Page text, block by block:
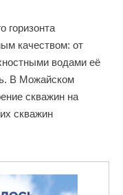
горизонта
качеством: от
водами её
В Можайском
скважин на
скважин